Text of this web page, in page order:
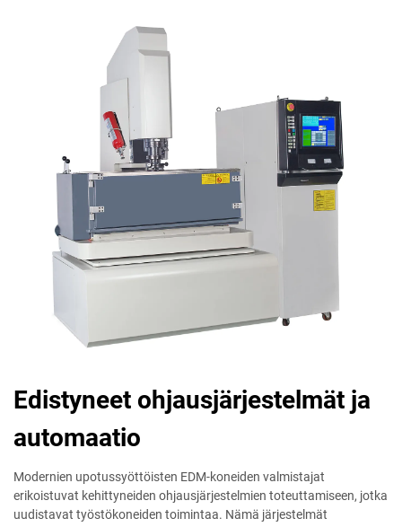
Edistyneet ohjausjärjestelmät ja
automaatio
Modernien upotussyöttöisten EDM-koneiden valmistajat
erikoistuvat kehittyneiden ohjausjärjestelmien toteuttamiseen, jotka
uudistavat työstökoneiden toimintaa. Nämä järjestelmät